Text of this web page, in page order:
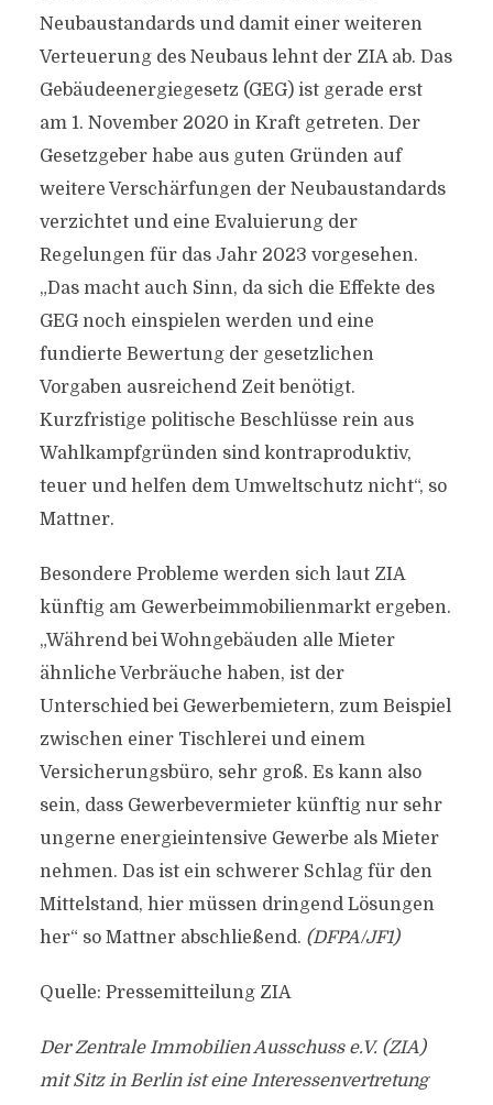
Neubaustandards und damit einer weiteren
Verteuerung des Neubaus lehnt der ZIA ab. Das
Gebäudeenergiegesetz (GEG) ist gerade erst
am 1. November 2020 in Kraft getreten. Der
Gesetzgeber habe aus guten Gründen auf
weitere Verschärfungen der Neubaustandards
verzichtet und eine Evaluierung der
Regelungen für das Jahr 2023 vorgesehen.
„Das macht auch Sinn, da sich die Effekte des
GEG noch einspielen werden und eine
fundierte Bewertung der gesetzlichen
Vorgaben ausreichend Zeit benötigt.
Kurzfristige politische Beschlüsse rein aus
Wahlkampfgründen sind kontraproduktiv,
teuer und helfen dem Umweltschutz nicht“, so
Mattner.
Besondere Probleme werden sich laut ZIA
künftig am Gewerbeimmobilienmarkt ergeben.
„Während bei Wohngebäuden alle Mieter
ähnliche Verbräuche haben, ist der
Unterschied bei Gewerbemietern, zum Beispiel
zwischen einer Tischlerei und einem
Versicherungsbüro, sehr groß. Es kann also
sein, dass Gewerbevermieter künftig nur sehr
ungerne energieintensive Gewerbe als Mieter
nehmen. Das ist ein schwerer Schlag für den
Mittelstand, hier müssen dringend Lösungen
her“ so Mattner abschließend. (DFPA/JF1)
Quelle: Pressemitteilung ZIA
Der Zentrale Immobilien Ausschuss e.V. (ZIA)
mit Sitz in Berlin ist eine Interessenvertretung